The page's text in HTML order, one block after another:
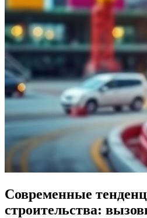
Современные
строительства: